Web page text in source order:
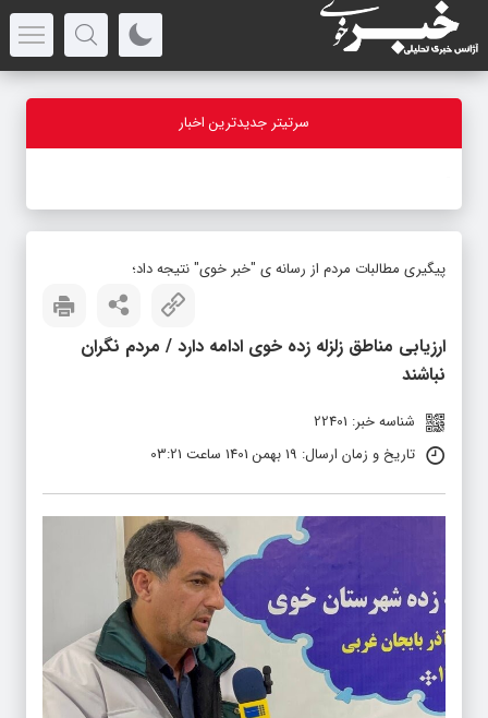
سرتیتر جدیدترین اخبار
پیگیری مطالبات مردم از رسانه ی "خبر خوی" نتیجه داد؛
ارزیابی مناطق زلزله زده خوی ادامه دارد / مردم نگران
نباشند
شناسه خبر: 22401
تاریخ و زمان ارسال: 19 بهمن 1401 ساعت 03:21